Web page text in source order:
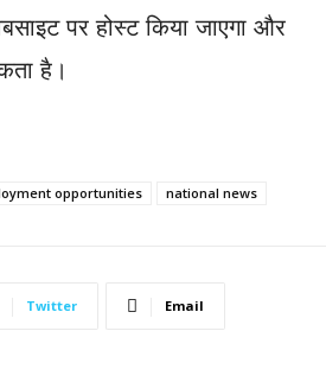
पर होस्ट किया जाएगा और
है।
opportunities national news
Twitter Email